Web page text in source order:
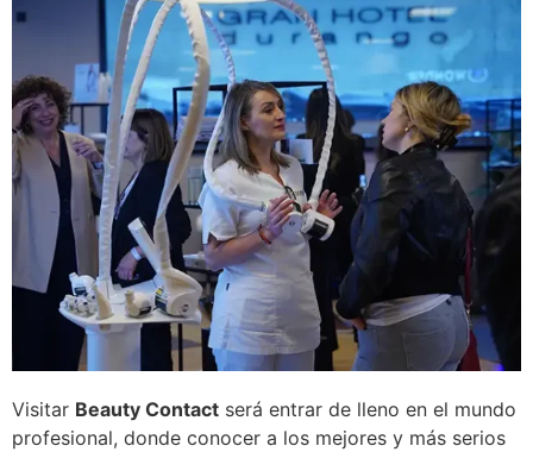
Visitar Beauty Contact será entrar de lleno en el mundo
profesional, donde conocer a los mejores y más serios